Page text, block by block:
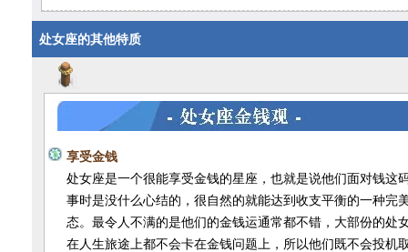
处女座的其他特质
享受金钱
处女座是一个很能享受金钱的星座，也就是说他们面对钱这
事时是没什么心结的，很自然的就能达到收支平衡的一种完
态。最令人不满的是他们的金钱运通常都不错，大部份的处
在人生旅途上都不会卡在金钱问题上，所以他们既不会投机